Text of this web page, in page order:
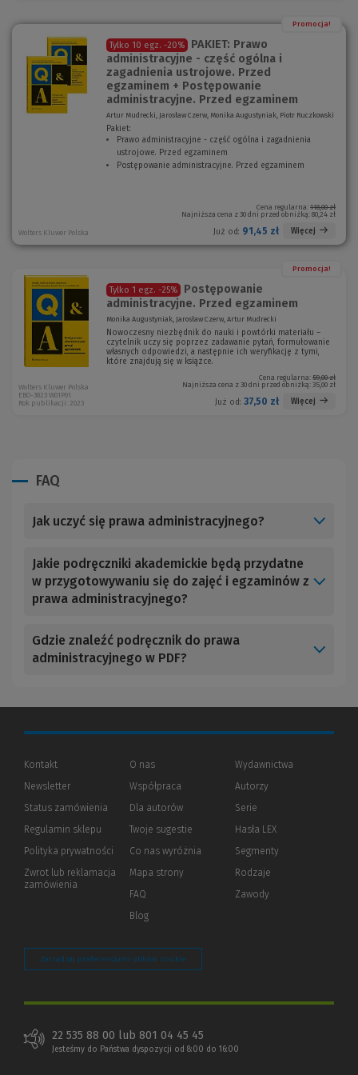
Promocja!
Tylko 10 egz. -20%
PAKIET: Prawo
administracyjne - część ogólna i
zagadnienia ustrojowe. Przed
egzaminem + Postępowanie
administracyjne. Przed egzaminem
Artur Mudrecki, Jarosław Czerw, Monika Augustyniak, Piotr Ruczkowski
Pakiet:
Prawo administracyjne - część ogólna i zagadnienia
ustrojowe. Przed egzaminem
N
o
k
Postępowanie administracyjne. Przed egzaminem
w
e
o
o
Cena regularna: 118,00 zł
Najniższa cena z 30 dni przed obniżką: 80,24 zł
Już od: 91,45 zł Więcej
Wolters Kluwer Polska
Promocja!
Tylko 1 egz. -25%
Postępowanie
administracyjne. Przed egzaminem
Monika Augustyniak, Jarosław Czerw, Artur Mudrecki
Nowoczesny niezbędnik do nauki i powtórki materiału –
czytelnik uczy się poprzez zadawanie pytań, formułowanie
własnych odpowiedzi, a następnie ich weryfikację z tymi,
które znajdują się w książce.
Cena regularna: 59,00 zł
Najniższa cena z 30 dni przed obniżką: 35,00 zł
Już od: 37,50 zł Więcej
Wolters Kluwer Polska
EBO-3823 W01P01
Rok publikacji: 2023
FAQ
Jak uczyć się prawa administracyjnego?
Jakie podręczniki akademickie będą przydatne
w przygotowywaniu się do zajęć i egzaminów z
prawa administracyjnego?
Gdzie znaleźć podręcznik do prawa
administracyjnego w PDF?
Kontakt
Newsletter
Status zamówienia
Regulamin sklepu
Polityka prywatności (Nowe
(Link
innej
Zwrot lub reklamacja
zamówienia
O nas
Współpraca
Dla autorów(Nowe
(Link
innej
strony)
Twoje sugestie
Co nas wyróżnia
Mapa strony
FAQ
Blog
Wydawnictwa
Autorzy
Serie
Hasła LEX
Segmenty
Rodzaje
Zawody
Zarządzaj preferencjami plików cookie
22 535 88 00 lub 801 04 45 45
Jesteśmy do Państwa dyspozycji od 8:00 do 16:00